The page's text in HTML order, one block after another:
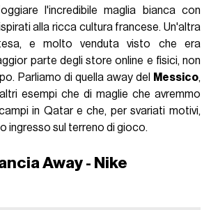
l'incredibile maglia bianca con
alla ricca cultura francese. Un'altra
e molto venduta visto che era
parte degli store online e fisici, non
Parliamo di quella away del
Messico,
esempi che di maglie che avremmo
in Qatar e che, per svariati motivi,
ingresso sul terreno di gioco.
Away - Nike